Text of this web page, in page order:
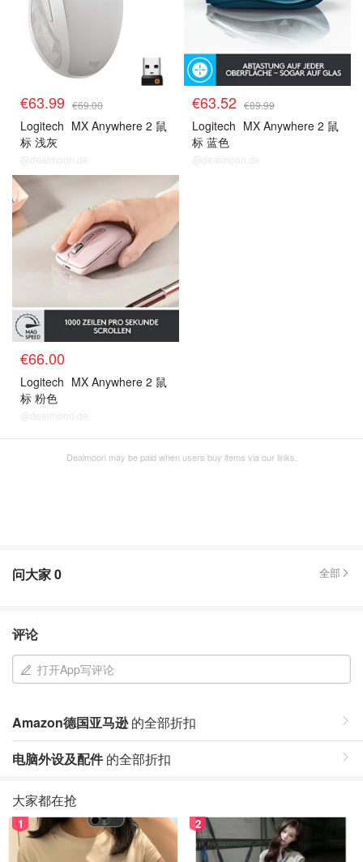
€63.99 €69.00
Logitech MX Anywhere 2 鼠
标 浅灰
@dealmoon.de
€63.52 €89.99
Logitech MX Anywhere 2 鼠
标 蓝色
@dealmoon.de
€66.00
Logitech MX Anywhere 2 鼠
标 粉色
@dealmoon.de
Dealmoon may be paid when users buy items via our links.
问大家0 全部
评论
打开App写评论
Amazon德国亚马逊的全部折扣
电脑外设及配件的全部折扣
大家都在抢
1 2